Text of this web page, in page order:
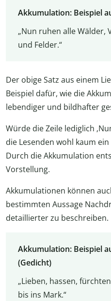
Akkumulation: Beispiel
„Nun ruhen alle Wälder,
und Felder.“
Der obige Satz aus einem
Beispiel dafür, wie die
lebendiger und bildhafter
Würde die Zeile lediglich
die Lesenden wohl kaum
Durch die Akkumulation
Vorstellung.
Akkumulationen können
bestimmten Aussage
detaillierter zu beschreiben.
Akkumulation: Beispiel
(Gedicht)
„Lieben, hassen,
bis ins Mark.“